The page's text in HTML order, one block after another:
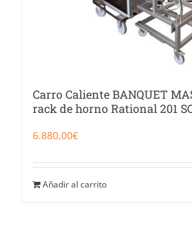
Carro Caliente BANQUET
rack de horno Rational 201
6.880,00€
Añadir al carrito